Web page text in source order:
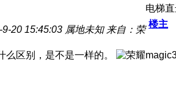
电梯
楼主
20 15:45:03 属地未知 来自：荣
么区别，是不是一样的。